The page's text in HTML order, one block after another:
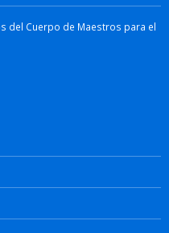
del Cuerpo de Maestros para el